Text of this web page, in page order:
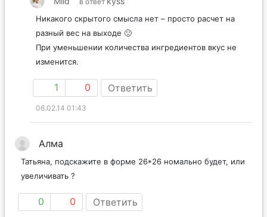
Никакого скрытого смысла нет – просто расчет на
разный вес на выходе 🙂
При уменьшении количества ингредиентов вкус не
изменится.
1 0 Ответить
06.02.14 01:43
Алма
Татьяна, подскажите в форме 26*26 номально будет, или
увеличивать ?
0 0 Ответить